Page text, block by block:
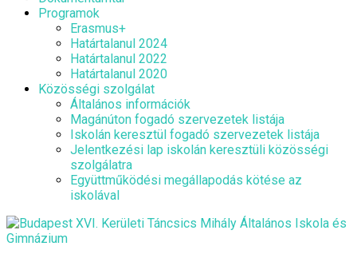
Programok
Erasmus+
Határtalanul 2024
Határtalanul 2022
Határtalanul 2020
Közösségi szolgálat
Általános információk
Magánúton fogadó szervezetek listája
Iskolán keresztül fogadó szervezetek listája
Jelentkezési lap iskolán keresztüli közösségi
szolgálatra
Együttműködési megállapodás kötése az
iskolával